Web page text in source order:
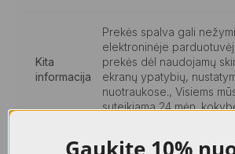
Kita
informacija
Prekės spalva gali
elektroninėje
prekės dėl naudojamų
ekranų ypatybių,
nuotraukose., Visiems
suteikiama 24 mėn.